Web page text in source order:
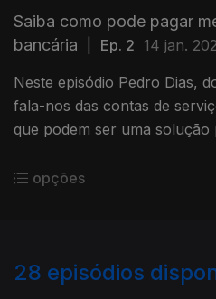
Saiba como pode pagar
bancária
Ep. 2 14 jan.
Neste episódio Pedro Dias,
fala-nos das contas de
que podem ser uma solução
custos mais reduzidos.
opções
28 episódios